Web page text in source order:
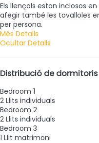
Els llençols estan inclosos
afegir també les tovalloles
per persona.
Més Detalls
Ocultar Detalls
Distribució de dormitoris
Bedroom 1
2 Llits individuals
Bedroom 2
2 Llits individuals
Bedroom 3
1 Llit matrimoni